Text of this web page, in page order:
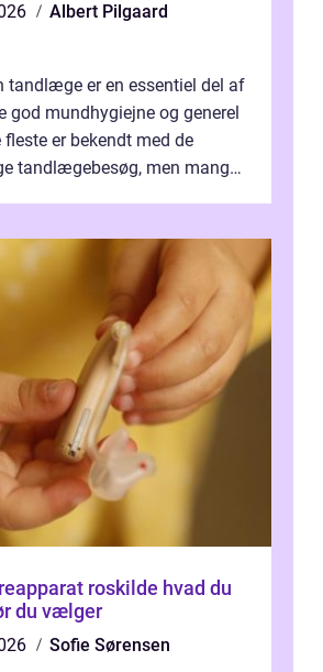
Albert Pilgaard
tandlæge er en essentiel del af
god mundhygiejne og generel
fleste er bekendt med de
tandlægebesøg, men mange
roskilde hvad du
du vælger
Sofie Sørensen